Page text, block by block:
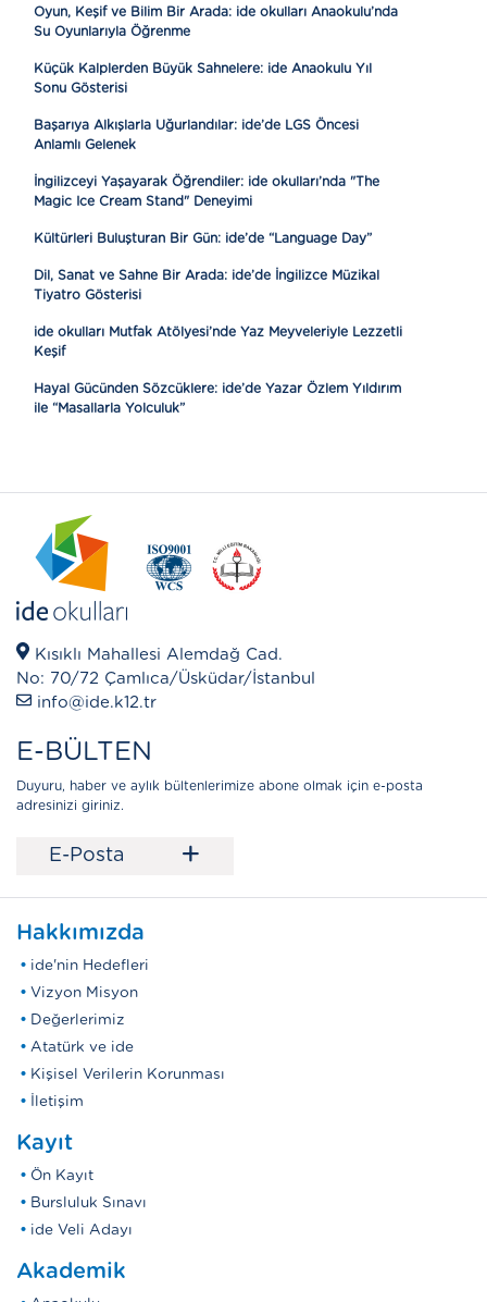
Oyun, Keşif ve Bilim Bir Arada: ide okulları Anaokulu’nda
Su Oyunlarıyla Öğrenme
Küçük Kalplerden Büyük Sahnelere: ide Anaokulu Yıl
Sonu Gösterisi
Başarıya Alkışlarla Uğurlandılar: ide’de LGS Öncesi
Anlamlı Gelenek
İngilizceyi Yaşayarak Öğrendiler: ide okulları’nda "The
Magic Ice Cream Stand" Deneyimi
Kültürleri Buluşturan Bir Gün: ide’de “Language Day”
Dil, Sanat ve Sahne Bir Arada: ide’de İngilizce Müzikal
Tiyatro Gösterisi
ide okulları Mutfak Atölyesi’nde Yaz Meyveleriyle Lezzetli
Keşif
Hayal Gücünden Sözcüklere: ide’de Yazar Özlem Yıldırım
ile “Masallarla Yolculuk”
Kısıklı Mahallesi Alemdağ Cad.
No: 70/72 Çamlıca/Üsküdar/İstanbul
info@ide.k12.tr
E-BÜLTEN
Duyuru, haber ve aylık bültenlerimize abone olmak için e-posta
adresinizi giriniz.
E-Posta +
Hakkımızda
ide'nin Hedefleri
Vizyon Misyon
Değerlerimiz
Atatürk ve ide
Kişisel Verilerin Korunması
İletişim
Kayıt
Ön Kayıt
Bursluluk Sınavı
ide Veli Adayı
Akademik